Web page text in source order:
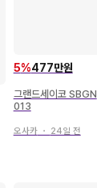
5%477만원
그랜드세이코 SBGN
013
오사카・ 24일 전